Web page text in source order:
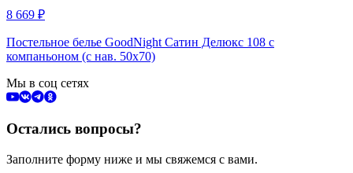
8 669 ₽
Постельное белье GoodNight Сатин Делюкс 108 с
компаньоном (с нав. 50х70)
Мы в соц сетях
Остались вопросы?
Заполните форму ниже и мы свяжемся с вами.